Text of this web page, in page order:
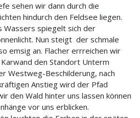
sehen wir dann durch die
hindurch den Feldsee liegen.
Wassers spiegelt sich der
Nun steigt der schmale
emsig an. Flacher errreichen wir
den Standort Unterm
Westweg-Beschilderung, nach
Anstieg wird der Pfad
den Wald hinter uns lassen können
vor uns erblicken.